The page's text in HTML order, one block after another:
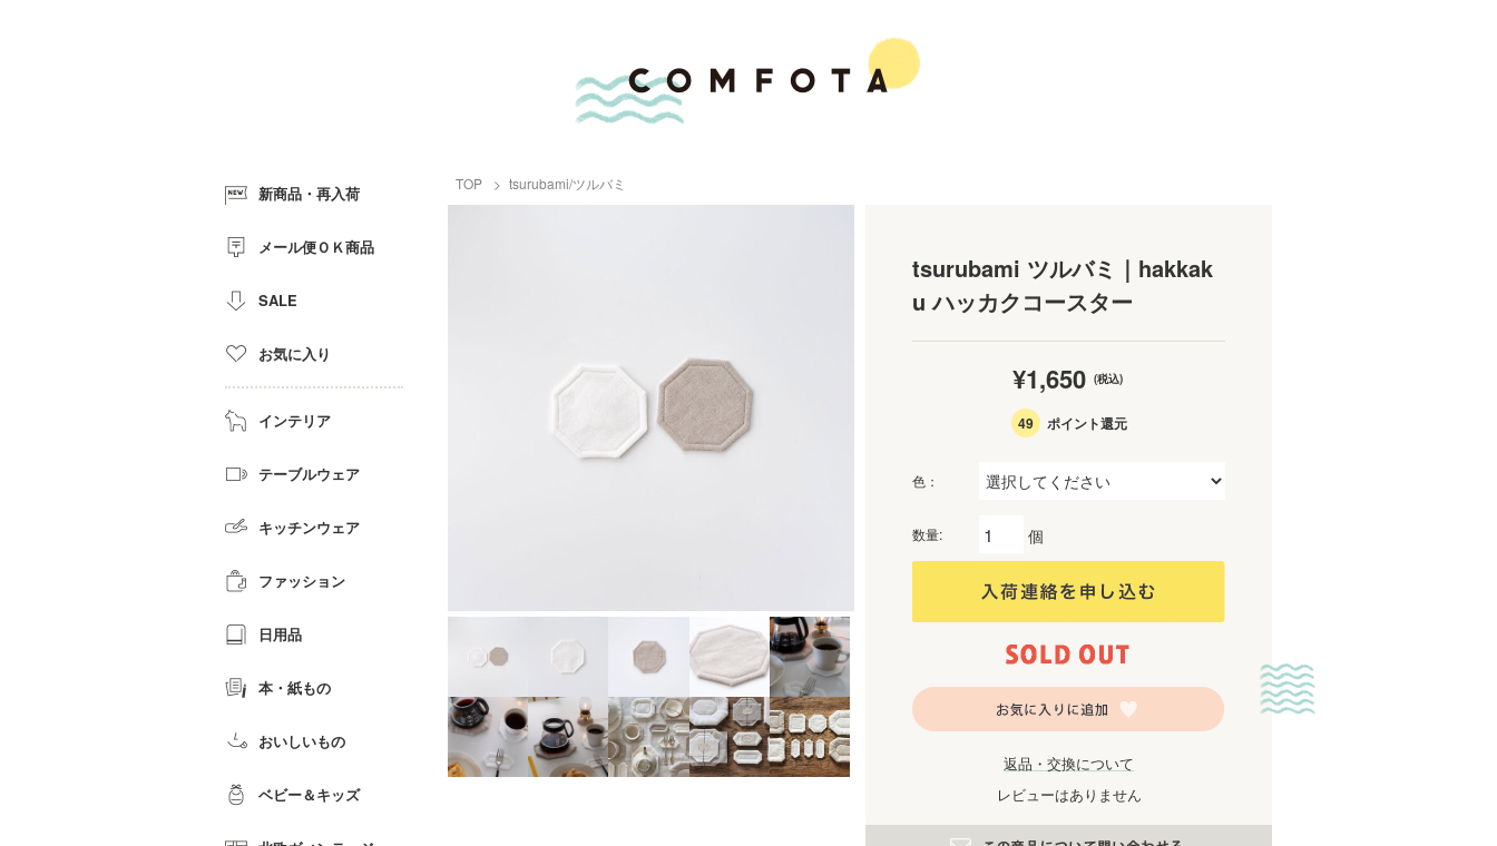
TOP tsurubami/ツルバミ
tsurubami ツルバミ｜hakkak
u ハッカクコースター
¥1,650 (税込)
49 ポイント還元
色：
数量: 個
返品・交換について
レビューはありません
新商品・再入荷
メール便ＯＫ商品
SALE
お気に入り
インテリア
テーブルウェア
キッチンウェア
ファッション
日用品
本・紙もの
おいしいもの
ベビー＆キッズ